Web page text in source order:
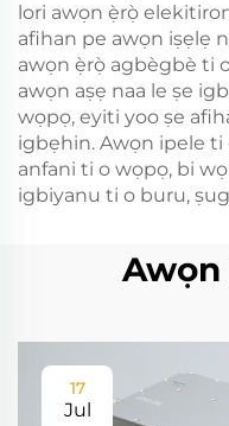
lori awọn ẹ̀rọ̀
afihan pe awọn iṣẹlẹ
awọn ẹ̀rọ̀ agbègbè ti
awọn aṣẹ naa le ṣe
wọpọ, eyiti yoo ṣe
igbẹhin. Awọn ipele
anfani ti o wọpọ, bi
igbiyanu ti o buru,
Awọn
17
Jul